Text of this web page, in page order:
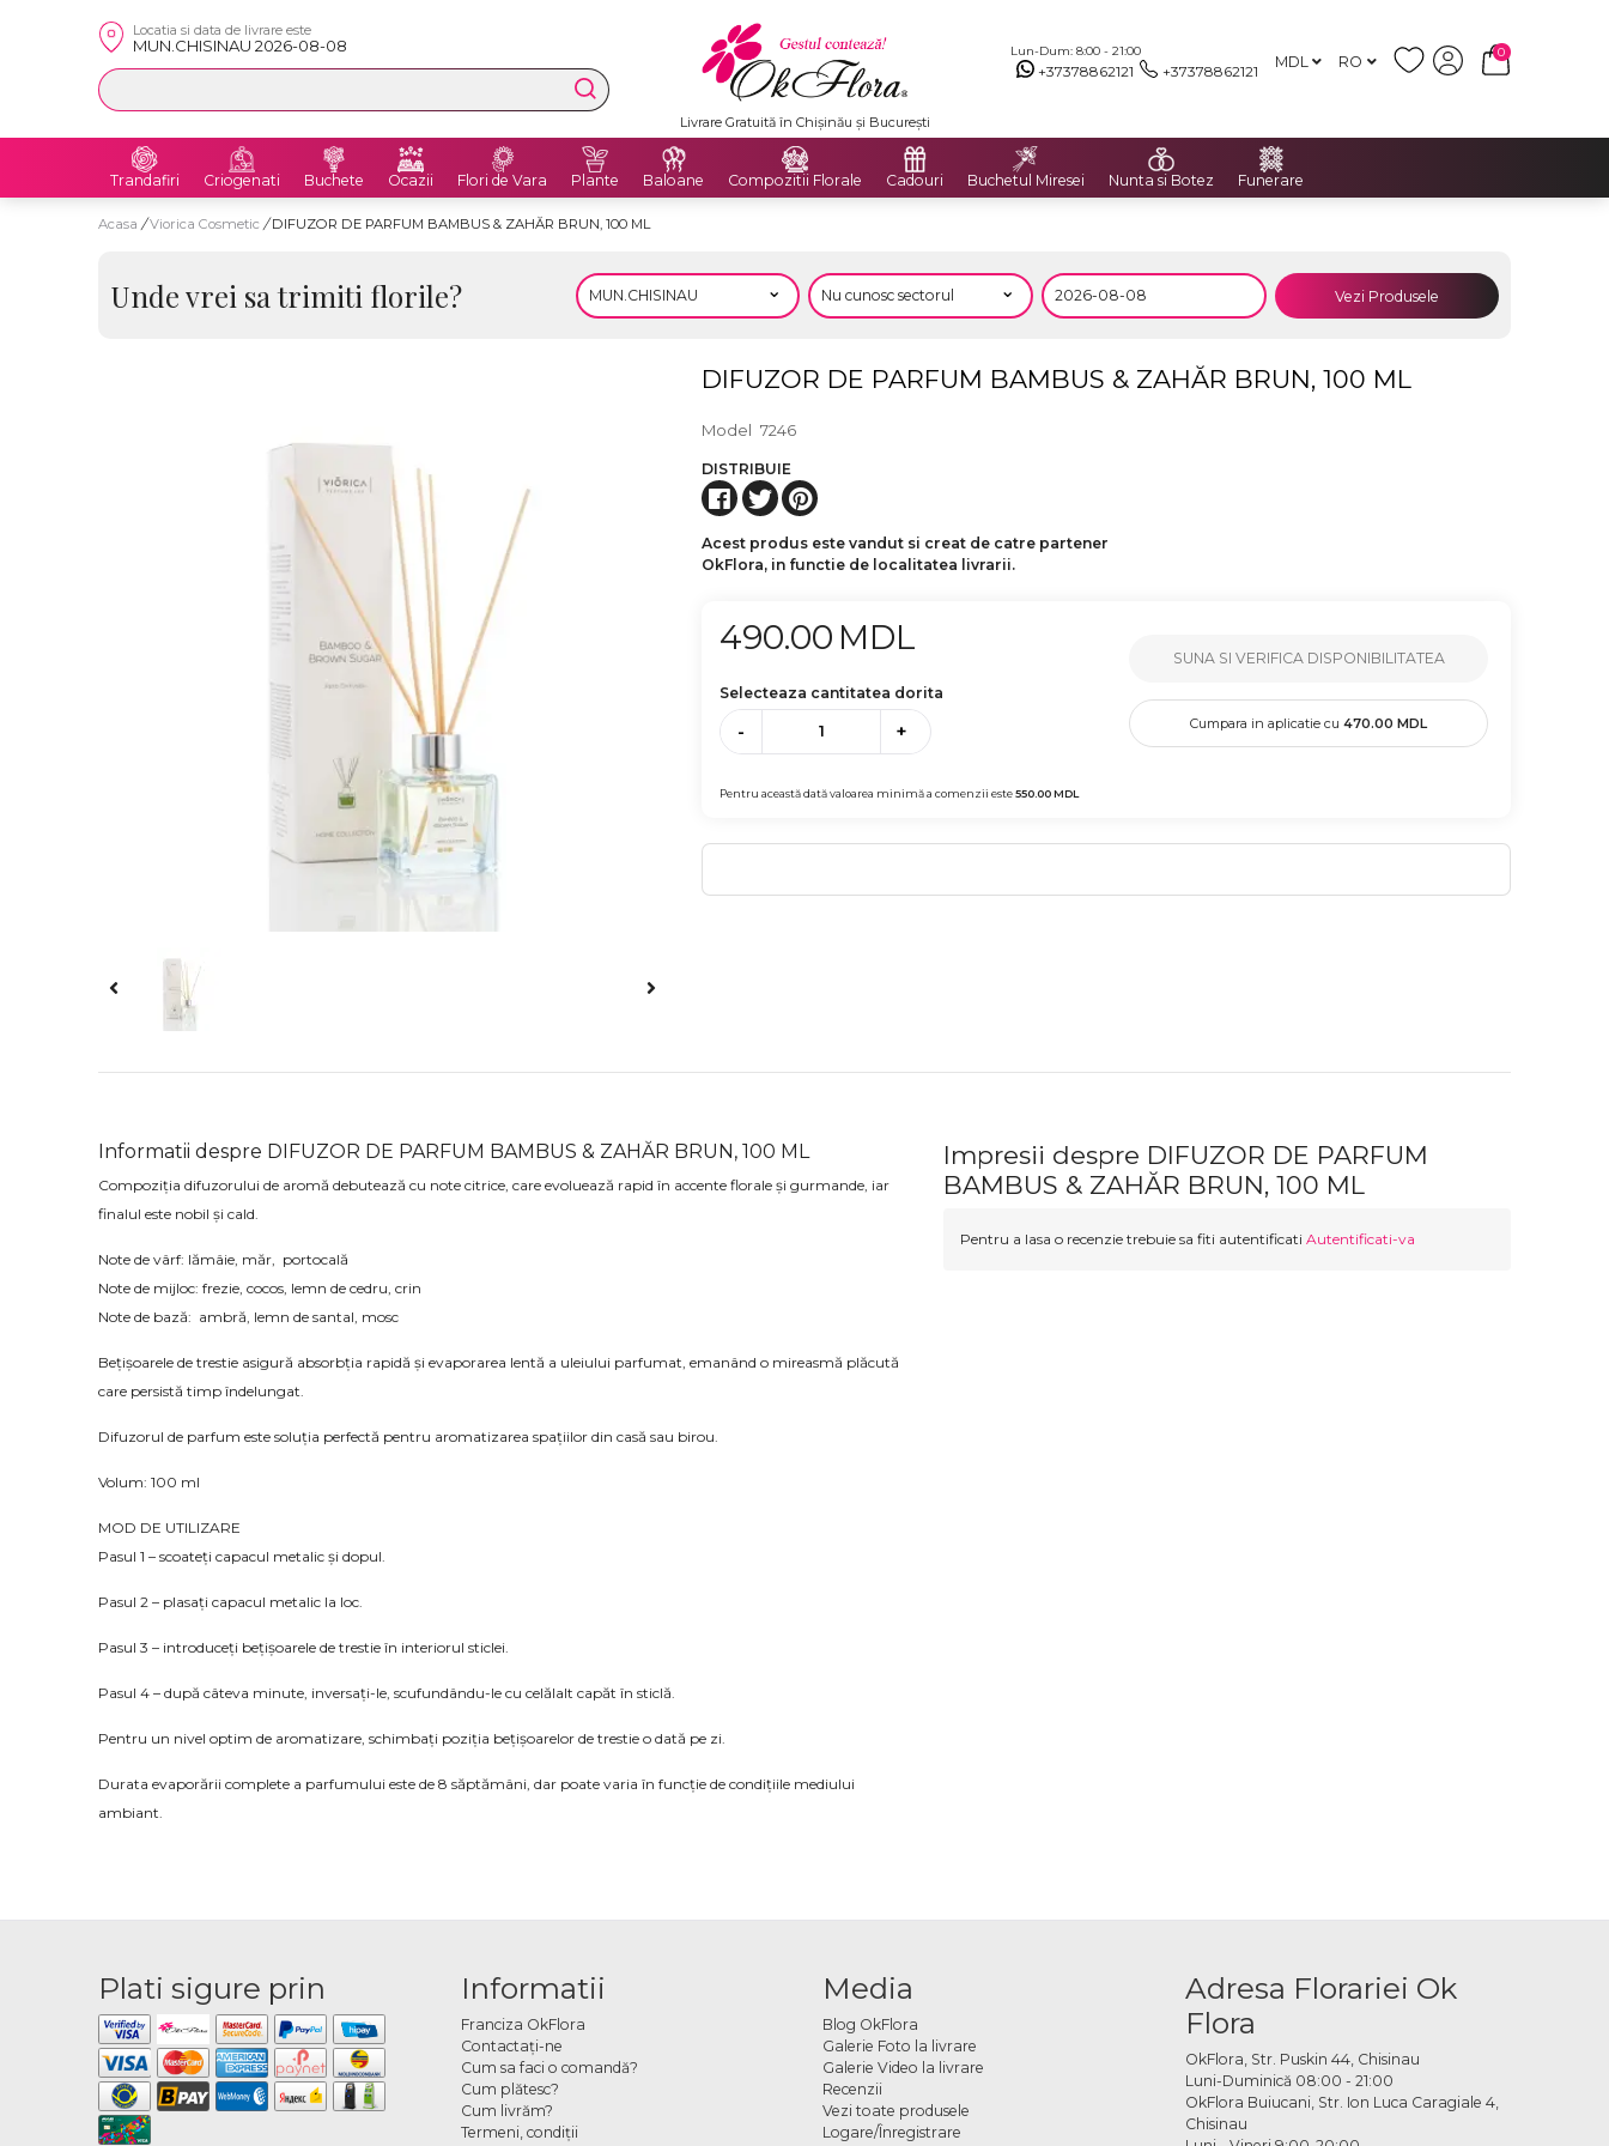
Locatia si data de livrare este
MUN.CHISINAU 2026-08-08 Lun-Dum: 8:00 - 21:00
+37378862121 +37378862121 MDL RO
0
Livrare Gratuită în Chișinău și București
Trandafiri Criogenati Buchete Ocazii Flori de Vara Plante Baloane Compozitii Florale Cadouri Buchetul Miresei Nunta si Botez Funerare
Acasa / Viorica Cosmetic / DIFUZOR DE PARFUM BAMBUS & ZAHĂR BRUN, 100 ML
Unde vrei sa trimiti florile? Vezi Produsele
DIFUZOR DE PARFUM BAMBUS & ZAHĂR BRUN, 100 ML
Model 7246
DISTRIBUIE
Acest produs este vandut si creat de catre partener
OkFlora, in functie de localitatea livrarii.
490.00 MDL
Selecteaza cantitatea dorita
- +
Pentru această dată valoarea minimă a comenzii este550.00MDL
SUNA SI VERIFICA DISPONIBILITATEA
Cumpara in aplicatie cu470.00 MDL
Informatii despre DIFUZOR DE PARFUM BAMBUS & ZAHĂR BRUN, 100 ML
Compoziția difuzorului de aromă debutează cu note citrice, care evoluează rapid în accente florale și gurmande, iar
finalul este nobil și cald.
Note de vârf: lămâie, măr, portocală
Note de mijloc: frezie, cocos, lemn de cedru, crin
Note de bază: ambră, lemn de santal, mosc
Bețișoarele de trestie asigură absorbția rapidă și evaporarea lentă a uleiului parfumat, emanând o mireasmă plăcută
care persistă timp îndelungat.
Difuzorul de parfum este soluția perfectă pentru aromatizarea spațiilor din casă sau birou.
Volum: 100 ml
MOD DE UTILIZARE
Pasul 1 – scoateți capacul metalic și dopul.
Pasul 2 – plasați capacul metalic la loc.
Pasul 3 – introduceți bețișoarele de trestie în interiorul sticlei.
Pasul 4 – după câteva minute, inversați-le, scufundându-le cu celălalt capăt în sticlă.
Pentru un nivel optim de aromatizare, schimbați poziția bețișoarelor de trestie o dată pe zi.
Durata evaporării complete a parfumului este de 8 săptămâni, dar poate varia în funcție de condițiile mediului
ambiant.
Impresii despre DIFUZOR DE PARFUM
BAMBUS & ZAHĂR BRUN, 100 ML
Pentru a lasa o recenzie trebuie sa fiti autentificati Autentificati-va
Plati sigure prin Informatii
Franciza OkFlora
Contactaţi-ne
Cum sa faci o comandă?
Cum plătesc?
Cum livrăm?
Termeni, condiţii
Media
Blog OkFlora
Galerie Foto la livrare
Galerie Video la livrare
Recenzii
Vezi toate produsele
Logare/Înregistrare
Adresa Florariei Ok
Flora
OkFlora, Str. Puskin 44, Chisinau
Luni-Duminică 08:00 - 21:00
OkFlora Buiucani, Str. Ion Luca Caragiale 4,
Chisinau